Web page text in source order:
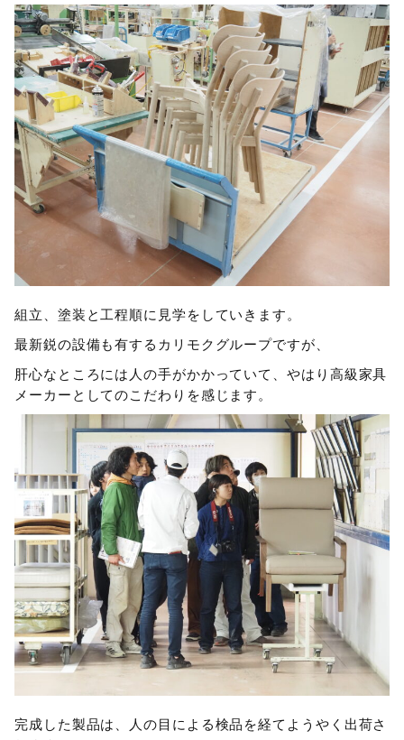
組立、塗装と工程順に見学をしていきます。
最新鋭の設備も有するカリモクグループですが、
肝心なところには人の手がかかっていて、やはり高級家具
メーカーとしてのこだわりを感じます。
完成した製品は、人の目による検品を経てようやく出荷さ